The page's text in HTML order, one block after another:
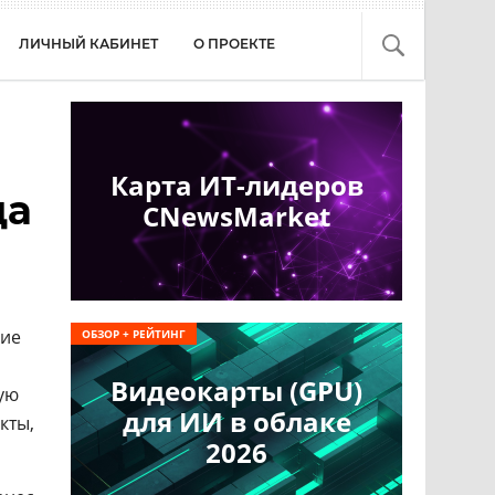
ЛИЧНЫЙ КАБИНЕТ О ПРОЕКТЕ
Карта ИТ-лидеров
CNewsMarket
Видеокарты (GPU)
для ИИ в облаке
2026
ОБЗОР + РЕЙТИНГ